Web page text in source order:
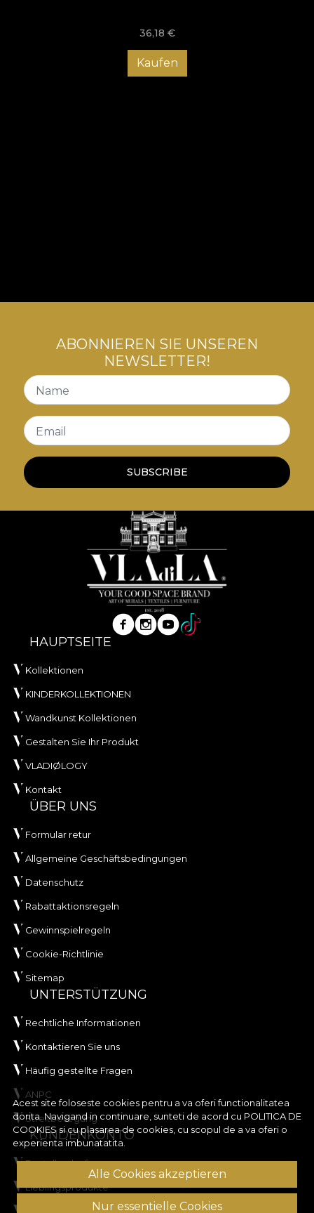
36,18 €
Kaufen
Acest site foloseste cookies pentru a va oferi functionalitatea
dorita. Navigand in continuare, sunteti de acord cu POLITICA DE
COOKIES si cu plasarea de cookies, cu scopul de a va oferi o
experienta imbunatatita.
Alle Cookies akzeptieren
Nur essentielle Cookies
ABONNIEREN SIE UNSEREN
NEWSLETTER!
Name
Email
SUBSCRIBE
HAUPTSEITE
Kollektionen
KINDERKOLLEKTIONEN
Wandkunst Kollektionen
Gestalten Sie Ihr Produkt
VLADIØLOGY
Kontakt
ÜBER UNS
Formular retur
Allgemeine Geschäftsbedingungen
Datenschutz
Rabattaktionsregeln
Gewinnspielregeln
Cookie-Richtlinie
Sitemap
UNTERSTÜTZUNG
Rechtliche Informationen
Kontaktieren Sie uns
Häufig gestellte Fragen
ANPC
Streitbeilegung
KUNDENKONTO
Bestellverlauf
Lieblingsprodukte
Zahlungsmethoden